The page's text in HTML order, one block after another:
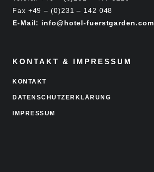
Fax +49 – (0)231 – 142 048
E-Mail: info@hotel-fuerstgarden.com
KONTAKT & IMPRESSUM
KONTAKT
DATENSCHUTZERKLÄRUNG
IMPRESSUM